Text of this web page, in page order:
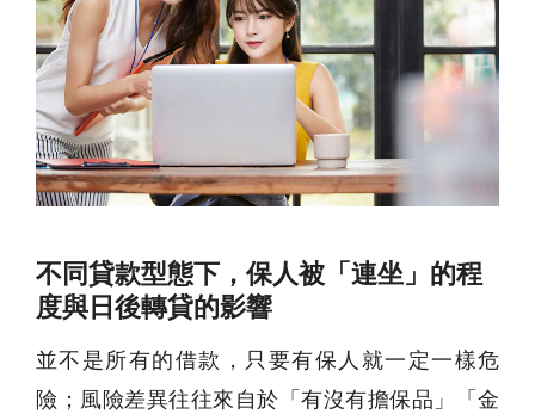
不同貸款型態下，保人被「連坐」的程
度與日後轉貸的影響
並不是所有的借款，只要有保人就一定一樣危
險；風險差異往往來自於「有沒有擔保品」「金